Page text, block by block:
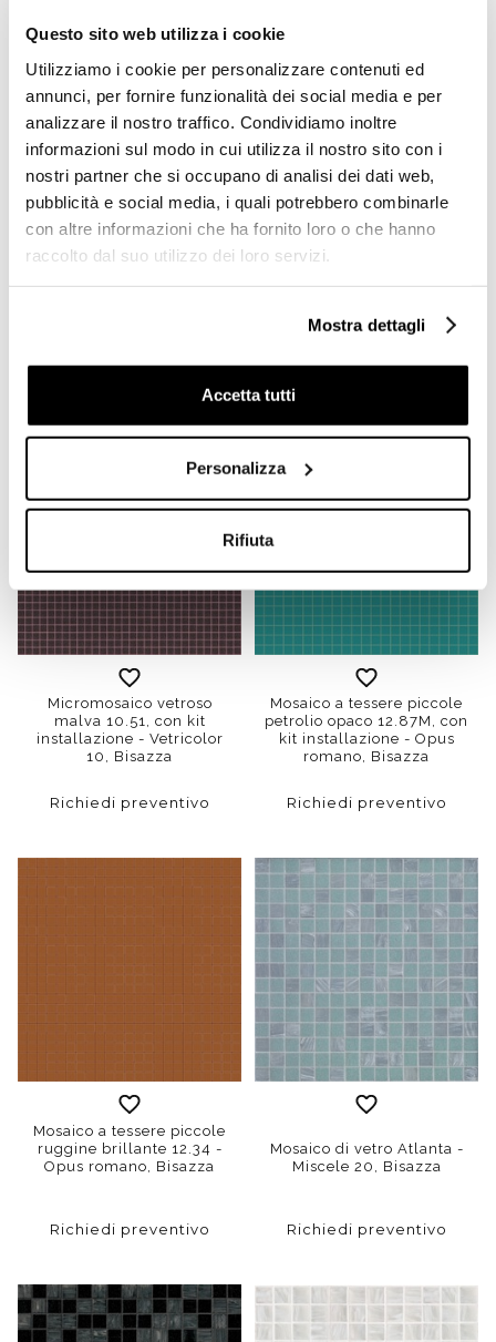
Questo sito web utilizza i cookie
Utilizziamo i cookie per personalizzare contenuti ed
annunci, per fornire funzionalità dei social media e per
analizzare il nostro traffico. Condividiamo inoltre
informazioni sul modo in cui utilizza il nostro sito con i
nostri partner che si occupano di analisi dei dati web,
pubblicità e social media, i quali potrebbero combinarle
con altre informazioni che ha fornito loro o che hanno
raccolto dal suo utilizzo dei loro servizi.
Mostra dettagli
Accetta tutti
Personalizza
Rifiuta
10, Bisazza
Micromosaico vetroso
malva 10.51, con kit
installazione - Vetricolor
10, Bisazza
Richiedi preventivo
Mosaico a tessere piccole
petrolio opaco 12.87M, con
kit installazione - Opus
romano, Bisazza
Richiedi preventivo
Mosaico a tessere piccole
ruggine brillante 12.34 -
Opus romano, Bisazza
Richiedi preventivo
Mosaico di vetro Atlanta -
Miscele 20, Bisazza
Richiedi preventivo